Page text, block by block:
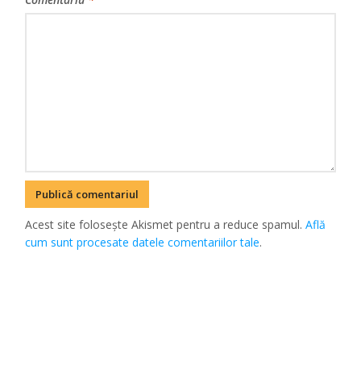
Acest site folosește Akismet pentru a reduce spamul.Află
cum sunt procesate datele comentariilor tale.